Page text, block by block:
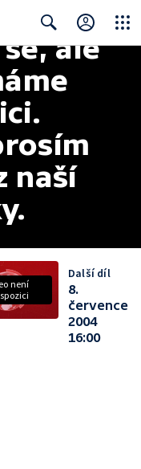
Searchale
naší
není
Další díl
8.
července
2004
16:00